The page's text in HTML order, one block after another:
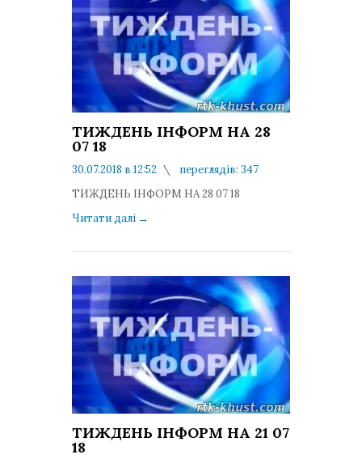
ТИЖДЕНЬ ІНФОРМ НА 28
07 18
30.07.2018 в 12:52
переглядів: 347
ТИЖДЕНЬ ІНФОРМ НА 28 07 18
Читати далі →
ТИЖДЕНЬ ІНФОРМ НА 21 07
18